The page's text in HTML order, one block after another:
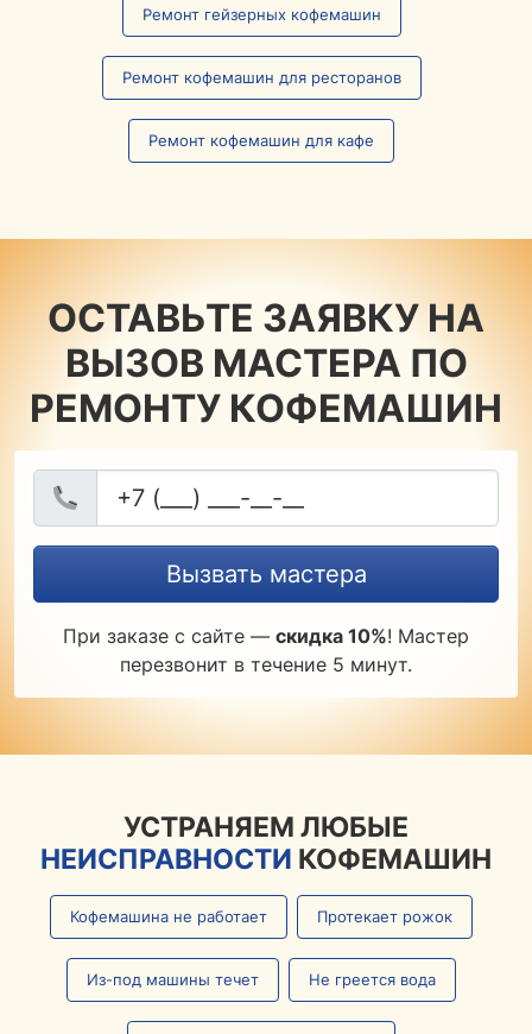
Ремонт гейзерных кофемашин
Ремонт кофемашин для ресторанов
Ремонт кофемашин для кафе
ОСТАВЬТЕ ЗАЯВКУ НА
ВЫЗОВ МАСТЕРА ПО
РЕМОНТУ КОФЕМАШИН
Вызвать мастера
При заказе с сайте — скидка 10%! Мастер
перезвонит в течение 5 минут.
УСТРАНЯЕМ ЛЮБЫЕ
НЕИСПРАВНОСТИ КОФЕМАШИН
Кофемашина не работает Протекает рожок
Из-под машины течет Не греется вода